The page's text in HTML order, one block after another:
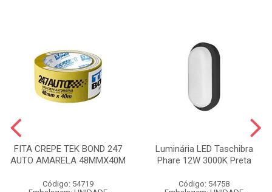
FITA CREPE TEK BOND 247
AUTO AMARELA 48MMX40M
Código: 54719
Luminária LED Taschibra
Phare 12W 3000K Preta
Código: 54758